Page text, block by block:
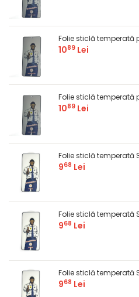
Folie sticlă temperată
1089 Lei
Folie sticlă temperată
1089 Lei
Folie sticlă temperată
968 Lei
Folie sticlă temperată
968 Lei
Folie sticlă temperată
968 Lei